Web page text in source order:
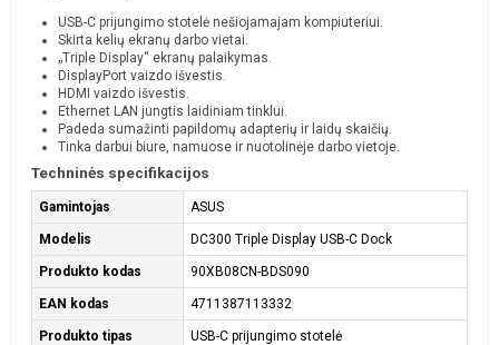
USB-C prijungimo stotelė nešiojamajam kompiuteriui.
Skirta kelių ekranų darbo vietai.
„Triple Display“ ekranų palaikymas.
DisplayPort vaizdo išvestis.
HDMI vaizdo išvestis.
Ethernet LAN jungtis laidiniam tinklui.
Padeda sumažinti papildomų adapterių ir laidų skaičių.
Tinka darbui biure, namuose ir nuotolinėje darbo vietoje.
Techninės specifikacijos
Gamintojas ASUS
Modelis DC300 Triple Display USB-C Dock
Produkto kodas 90XB08CN-BDS090
EAN kodas 4711387113332
Produkto tipas USB-C prijungimo stotelė